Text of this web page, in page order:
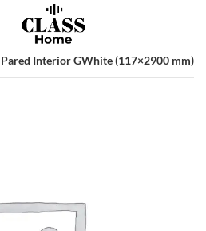
Interior GWhite (117×2900 mm)